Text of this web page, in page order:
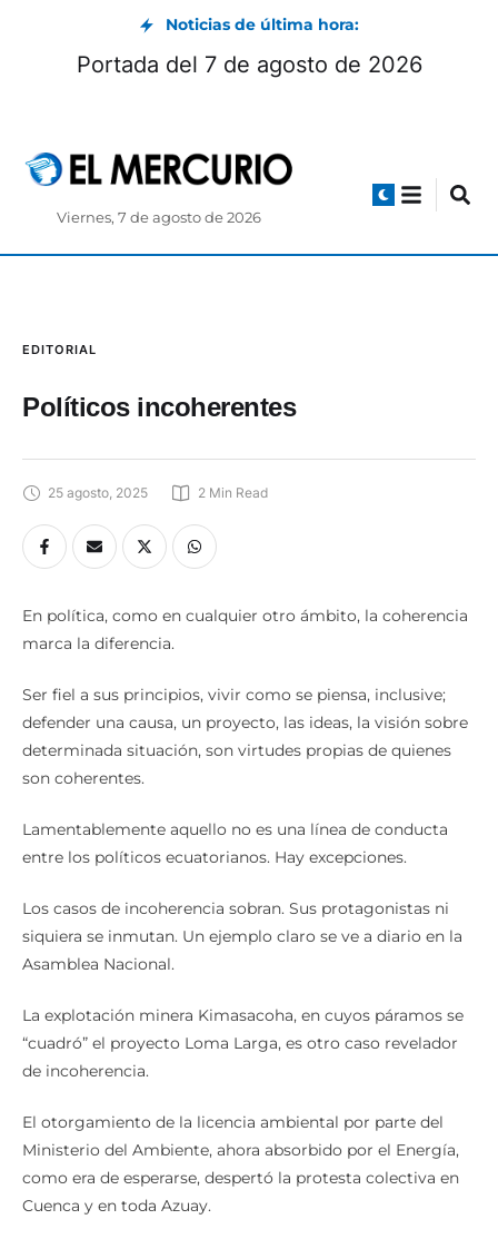
Noticias de última hora:
Portada del 7 de agosto de 2026
Viernes, 7 de agosto de 2026
EDITORIAL
Políticos incoherentes
25 agosto, 2025 2 Min Read
En política, como en cualquier otro ámbito, la coherencia
marca la diferencia.
Ser fiel a sus principios, vivir como se piensa, inclusive;
defender una causa, un proyecto, las ideas, la visión sobre
determinada situación, son virtudes propias de quienes
son coherentes.
Lamentablemente aquello no es una línea de conducta
entre los políticos ecuatorianos. Hay excepciones.
Los casos de incoherencia sobran. Sus protagonistas ni
siquiera se inmutan. Un ejemplo claro se ve a diario en la
Asamblea Nacional.
La explotación minera Kimasacoha, en cuyos páramos se
“cuadró” el proyecto Loma Larga, es otro caso revelador
de incoherencia.
El otorgamiento de la licencia ambiental por parte del
Ministerio del Ambiente, ahora absorbido por el Energía,
como era de esperarse, despertó la protesta colectiva en
Cuenca y en toda Azuay.